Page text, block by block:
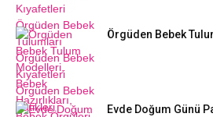
Örgüden Bebek
Evde Doğum Günü